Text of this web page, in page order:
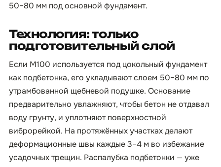
50–80 мм под основной фундамент.
Технология: только
подготовительный слой
Если М100 используется под цокольный фундамент
как подбетонка, его укладывают слоем 50–80 мм по
утрамбованной щебневой подушке. Основание
предварительно увлажняют, чтобы бетон не отдавал
воду грунту, и уплотняют поверхностной
виброрейкой. На протяжённых участках делают
деформационные швы каждые 3–4 м во избежание
усадочных трещин. Распалубка подбетонки — уже